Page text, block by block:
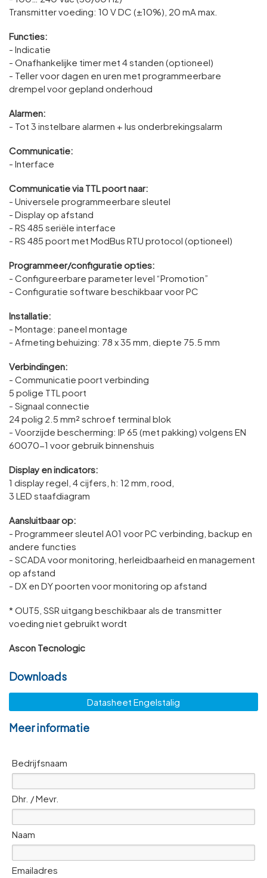
Transmitter voeding: 10 V DC (±10%), 20 mA max.
Functies:
- Indicatie
- Onafhankelijke timer met 4 standen (optioneel)
- Teller voor dagen en uren met programmeerbare
drempel voor gepland onderhoud
Alarmen:
- Tot 3 instelbare alarmen + lus onderbrekingsalarm
Communicatie:
- Interface
Communicatie via TTL poort naar:
- Universele programmeerbare sleutel
- Display op afstand
- RS 485 seriële interface
- RS 485 poort met ModBus RTU protocol (optioneel)
Programmeer/configuratie opties:
- Configureerbare parameter level “Promotion”
- Configuratie software beschikbaar voor PC
Installatie:
- Montage: paneel montage
- Afmeting behuizing: 78 x 35 mm, diepte 75.5 mm
Verbindingen:
- Communicatie poort verbinding
5 polige TTL poort
- Signaal connectie
24 polig 2.5 mm² schroef terminal blok
- Voorzijde bescherming: IP 65 (met pakking) volgens EN
60070-1 voor gebruik binnenshuis
Display en indicators:
1 display regel, 4 cijfers, h: 12 mm, rood,
3 LED staafdiagram
Aansluitbaar op:
- Programmeer sleutel A01 voor PC verbinding, backup en
andere functies
- SCADA voor monitoring, herleidbaarheid en management
op afstand
- DX en DY poorten voor monitoring op afstand
* OUT5, SSR uitgang beschikbaar als de transmitter
voeding niet gebruikt wordt
Ascon Tecnologic
Downloads
Datasheet Engelstalig
Meer informatie
Bedrijfsnaam
Dhr. / Mevr.
Naam
Emailadres